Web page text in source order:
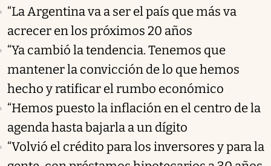
“La Argentina va a ser el país que más va
acrecer en los próximos 20 años
“Ya cambió la tendencia. Tenemos que
mantener la convicción de lo que hemos
hecho y ratificar el rumbo económico
“Hemos puesto la inflación en el centro de la
agenda hasta bajarla a un dígito
“Volvió el crédito para los inversores y para la